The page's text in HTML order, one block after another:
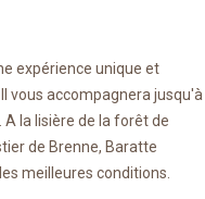
expérience unique et
vous accompagnera jusqu'à
la lisière de la forêt de
de Brenne, Baratte
meilleures conditions.